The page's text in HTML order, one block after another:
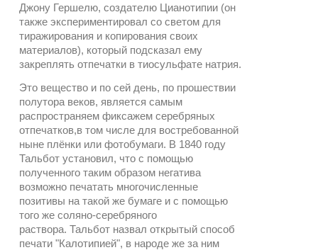
Джону Гершелю, создателю Цианотипии (он
также экспериментировал со светом для
тиражирования и копирования своих
материалов), который подсказал ему
закреплять отпечатки в тиосульфате натрия.
Это вещество и по сей день, по прошествии
полутора веков, является самым
распространяем фиксажем серебряных
отпечатков,в том числе для востребованной
ныне плёнки или фотобумаги. В 1840 году
Тальбот установил, что с помощью
полученного таким образом негатива
возможно печатать многочисленные
позитивы на такой же бумаге и с помощью
того же соляно-серебряного
раствора. Тальбот назвал открытый способ
печати "Калотипией", в народе же за ним